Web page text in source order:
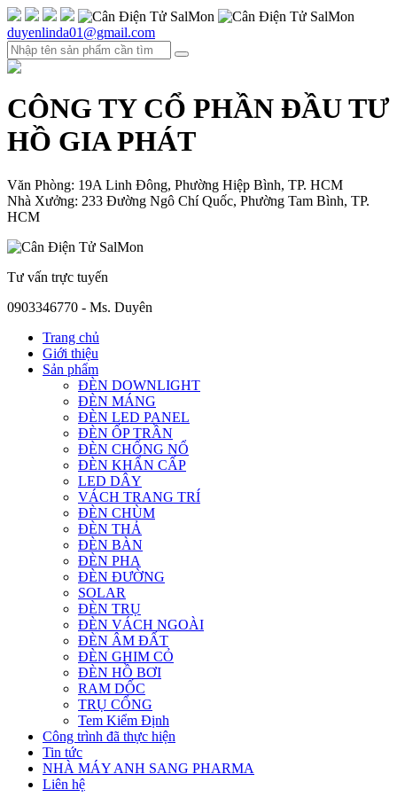
duyenlinda01@gmail.com
CÔNG TY CỔ PHẦN ĐẦU TƯ
HỒ GIA PHÁT
Văn Phòng: 19A Linh Đông, Phường Hiệp Bình, TP. HCM
Nhà Xưởng: 233 Đường Ngô Chí Quốc, Phường Tam Bình, TP.
HCM
Tư vấn trực tuyến
0903346770 - Ms. Duyên
Trang chủ
Giới thiệu
Sản phẩm
ĐÈN DOWNLIGHT
ĐÈN MÁNG
ĐÈN LED PANEL
ĐÈN ỐP TRẦN
ĐÈN CHỐNG NỔ
ĐÈN KHẨN CẤP
LED DÂY
VÁCH TRANG TRÍ
ĐÈN CHÙM
ĐÈN THẢ
ĐÈN BÀN
ĐÈN PHA
ĐÈN ĐƯỜNG
SOLAR
ĐÈN TRỤ
ĐÈN VÁCH NGOÀI
ĐÈN ÂM ĐẤT
ĐÈN GHIM CỎ
ĐÈN HỒ BƠI
RAM DỐC
TRỤ CỔNG
Tem Kiểm Định
Công trình đã thực hiện
Tin tức
NHÀ MÁY ANH SANG PHARMA
Liên hệ